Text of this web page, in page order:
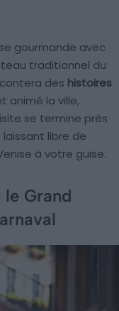
gourmande avec
traditionnel du
des histoires
animé la ville,
se termine près
laissant libre de
à votre guise.
le Grand